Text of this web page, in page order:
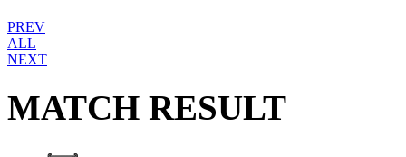
PREV
ALL
NEXT
MATCH RESULT